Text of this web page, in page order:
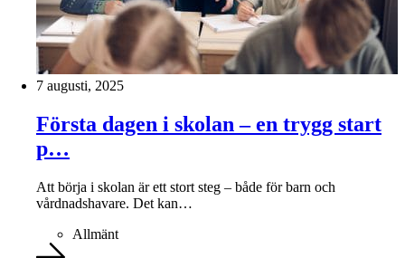
7 augusti, 2025
Första dagen i skolan – en trygg start
p…
Att börja i skolan är ett stort steg – både för barn och
vårdnadshavare. Det kan…
Allmänt